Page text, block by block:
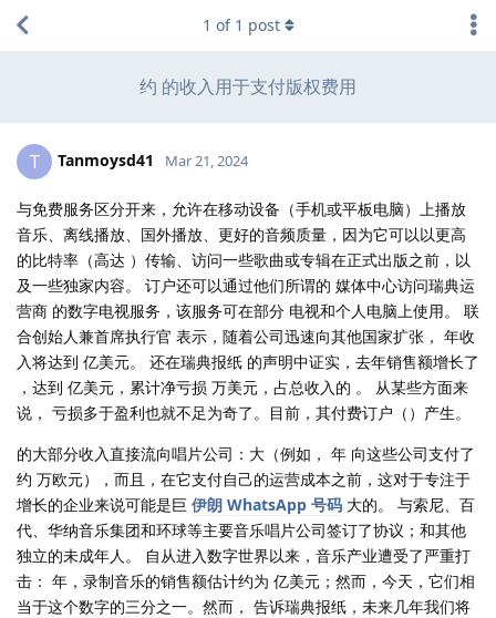
约 的收入用于支付版权费用
1 of 1 post
T Tanmoysd41 Mar 21, 2024
与免费服务区分开来，允许在移动设备（手机或平板电脑）上播放
音乐、离线播放、国外播放、更好的音频质量，因为它可以以更高
的比特率（高达 ）传输、访问一些歌曲或专辑在正式出版之前，以
及一些独家内容。 订户还可以通过他们所谓的 媒体中心访问瑞典运
营商 的数字电视服务，该服务可在部分 电视和个人电脑上使用。 联
合创始人兼首席执行官 表示，随着公司迅速向其他国家扩张， 年收
入将达到 亿美元。 还在瑞典报纸 的声明中证实，去年销售额增长了
，达到 亿美元，累计净亏损 万美元，占总收入的 。 从某些方面来
说， 亏损多于盈利也就不足为奇了。目前，其付费订户（）产生。
的大部分收入直接流向唱片公司：大（例如， 年 向这些公司支付了
约 万欧元），而且，在它支付自己的运营成本之前，这对于专注于
增长的企业来说可能是巨 伊朗 WhatsApp 号码 大的。 与索尼、百
代、华纳音乐集团和环球等主要音乐唱片公司签订了协议；和其他
独立的未成年人。 自从进入数字世界以来，音乐产业遭受了严重打
击： 年，录制音乐的销售额估计约为 亿美元；然而，今天，它们相
当于这个数字的三分之一。然而， 告诉瑞典报纸，未来几年我们将